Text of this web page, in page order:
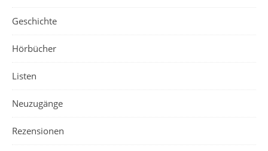
Geschichte
Hörbücher
Listen
Neuzugänge
Rezensionen